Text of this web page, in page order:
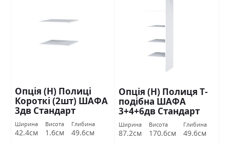
Опція (Н) Полиці
Короткі (2шт) ШАФА
3дв Стандарт
Ширина
42.4см
Висота
1.6см
Глибина
49.6см
Опція (Н) Полиця Т-
подібна ШАФА
3+4+6дв Стандарт
Ширина
87.2см
Висота
170.6см
Глибина
49.6см